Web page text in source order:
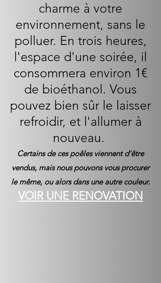
charme à votre
environnement, sans le
polluer. En trois heures,
l'espace d'une soirée, il
consommera environ 1€
de bioéthanol. Vous
pouvez bien sûr le laisser
refroidir, et l'allumer à
nouveau.
Certains de ces poêles viennent d'être
vendus, mais nous pouvons vous procurer
le même, ou alors dans une autre couleur.
VOIR UNE RENOVATION